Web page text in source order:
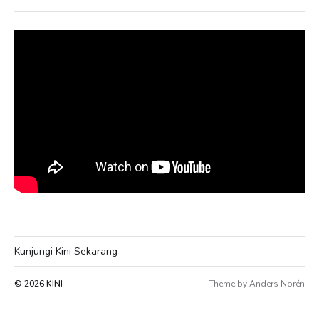
Kunjungi Kini Sekarang
© 2026KINI – Theme byAnders Norén